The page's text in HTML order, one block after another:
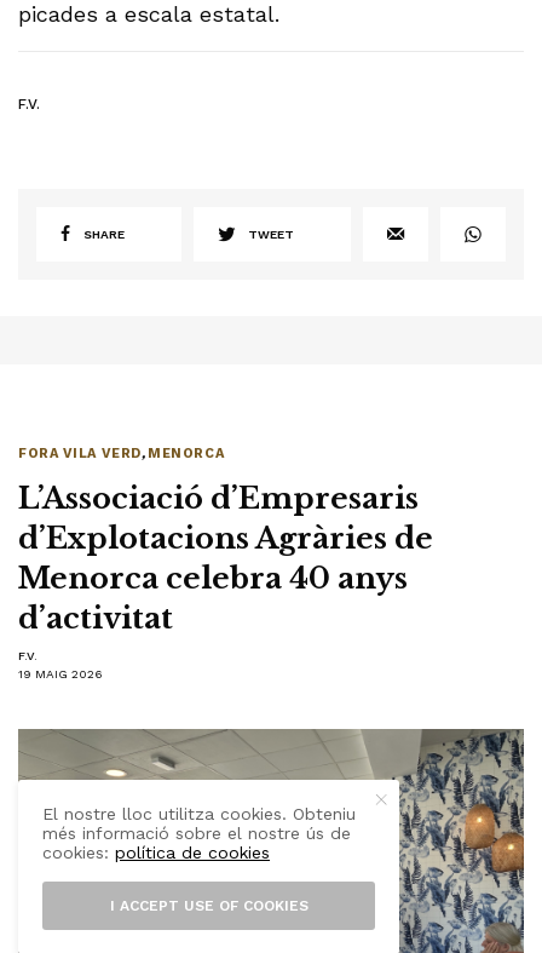
picades a escala estatal.
F.V.
SHARE TWEET
FORA VILA VERD, MENORCA
L’Associació d’Empresaris
d’Explotacions Agràries de
Menorca celebra 40 anys
d’activitat
F.V.
19 MAIG 2026
El nostre lloc utilitza cookies. Obteniu
més informació sobre el nostre ús de
cookies:política de cookies
I ACCEPT USE OF COOKIES